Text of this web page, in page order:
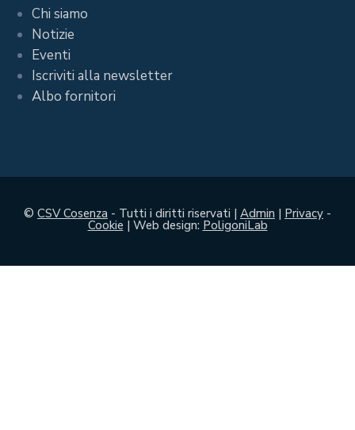
Chi siamo
Notizie
Eventi
Iscriviti alla newsletter
Albo fornitori
© CSV Cosenza - Tutti i diritti riservati | Admin | Privacy -
Cookie | Web design: PoligoniLab